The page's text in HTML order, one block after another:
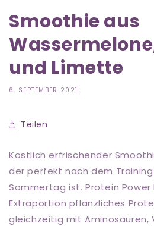
Smoothie aus
und Limette
6. SEPTEMBER 2021
Teilen
Köstlich erfrischender
der perfekt nach dem
Sommertag ist. Protein
Extraportion pflanzliches
gleichzeitig mit Aminosäuren,